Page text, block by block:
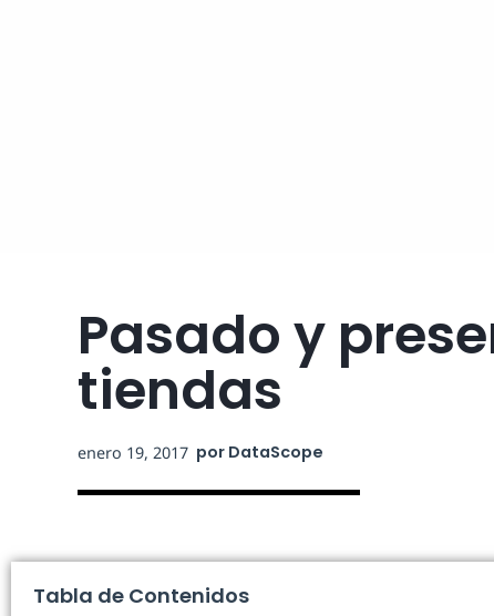
Pasado y
tiendas
enero 19, 2017 por DataScope
Tabla de Contenidos